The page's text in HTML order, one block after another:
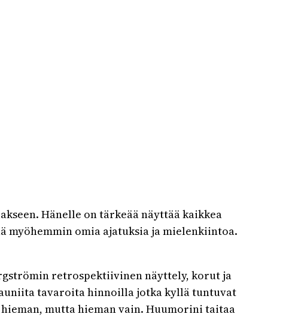
Hänelle on tärkeää näyttää kaikkea
myöhemmin omia ajatuksia ja mielenkiintoa.
retrospektiivinen näyttely, korut ja
tavaroita hinnoilla jotka kyllä tuntuvat
mutta hieman vain. Huumorini taitaa